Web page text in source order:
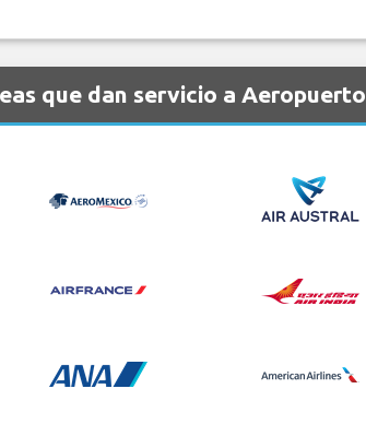
que dan servicio a